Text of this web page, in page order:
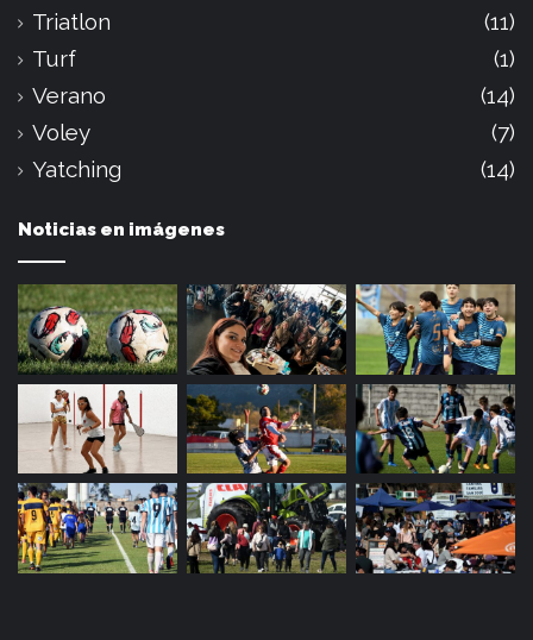
Triatlon
(11)
Turf
(1)
Verano
(14)
Voley
(7)
Yatching
(14)
Noticias en imágenes